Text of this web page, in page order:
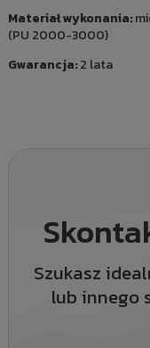
Materiał wykonania:
(PU 2000-3000)
Gwarancja:2 lata
Szukasz
lub innego